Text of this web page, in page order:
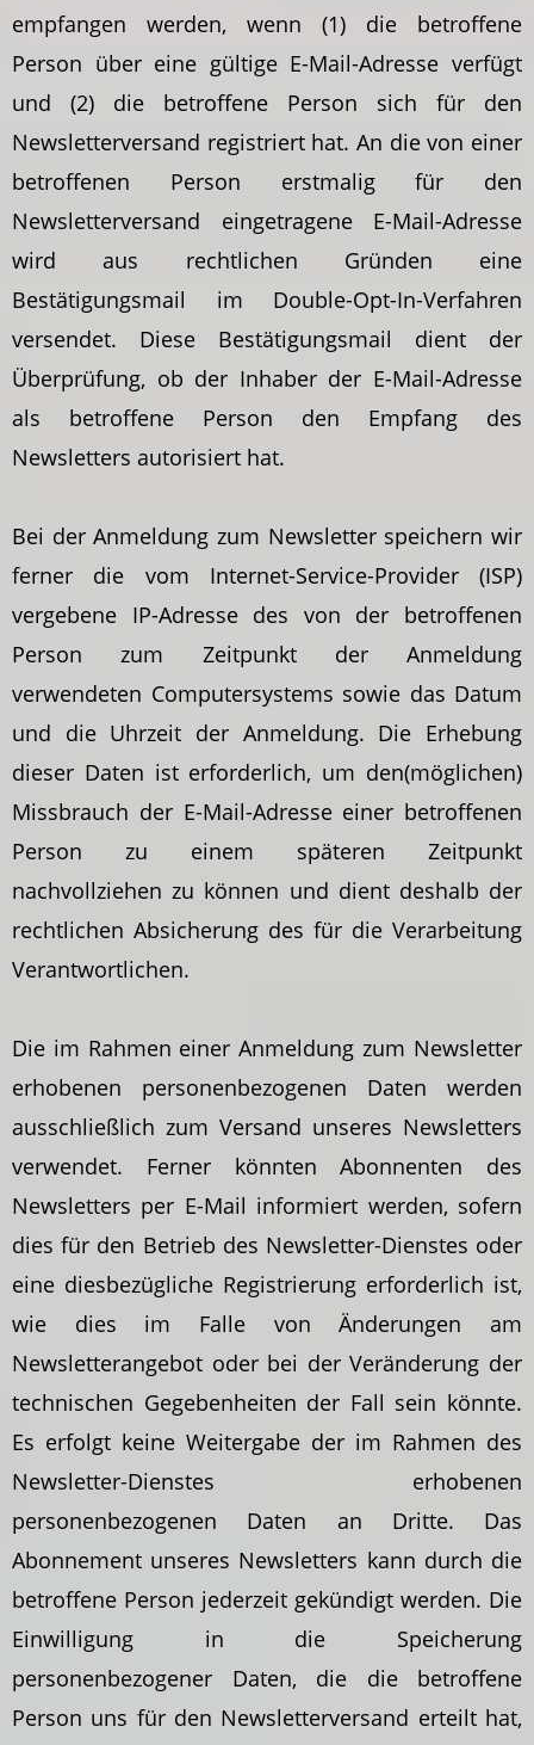
empfangen werden, wenn (1) die betroffene
Person über eine gültige E-Mail-Adresse verfügt
und (2) die betroffene Person sich für den
Newsletterversand registriert hat. An die von einer
betroffenen Person erstmalig für den
Newsletterversand eingetragene E-Mail-Adresse
wird aus rechtlichen Gründen eine
Bestätigungsmail im Double-Opt-In-Verfahren
versendet. Diese Bestätigungsmail dient der
Überprüfung, ob der Inhaber der E-Mail-Adresse
als betroffene Person den Empfang des
Newsletters autorisiert hat.
Bei der Anmeldung zum Newsletter speichern wir
ferner die vom Internet-Service-Provider (ISP)
vergebene IP-Adresse des von der betroffenen
Person zum Zeitpunkt der Anmeldung
verwendeten Computersystems sowie das Datum
und die Uhrzeit der Anmeldung. Die Erhebung
dieser Daten ist erforderlich, um den(möglichen)
Missbrauch der E-Mail-Adresse einer betroffenen
Person zu einem späteren Zeitpunkt
nachvollziehen zu können und dient deshalb der
rechtlichen Absicherung des für die Verarbeitung
Verantwortlichen.
Die im Rahmen einer Anmeldung zum Newsletter
erhobenen personenbezogenen Daten werden
ausschließlich zum Versand unseres Newsletters
verwendet. Ferner könnten Abonnenten des
Newsletters per E-Mail informiert werden, sofern
dies für den Betrieb des Newsletter-Dienstes oder
eine diesbezügliche Registrierung erforderlich ist,
wie dies im Falle von Änderungen am
Newsletterangebot oder bei der Veränderung der
technischen Gegebenheiten der Fall sein könnte.
Es erfolgt keine Weitergabe der im Rahmen des
Newsletter-Dienstes erhobenen
personenbezogenen Daten an Dritte. Das
Abonnement unseres Newsletters kann durch die
betroffene Person jederzeit gekündigt werden. Die
Einwilligung in die Speicherung
personenbezogener Daten, die die betroffene
Person uns für den Newsletterversand erteilt hat,